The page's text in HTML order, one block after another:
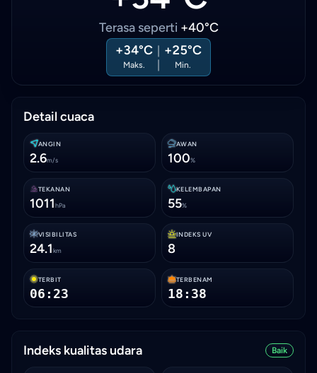
Terasa seperti +40°C
+34°C | +25°C
Maks. | Min.
Detail cuaca
ANGIN
2.6m/s
AWAN
100%
TEKANAN
1011hPa
KELEMBAPAN
55%
VISIBILITAS
24.1km
INDEKS UV
8
TERBIT
06:23
TERBENAM
18:38
Indeks kualitas udara Baik